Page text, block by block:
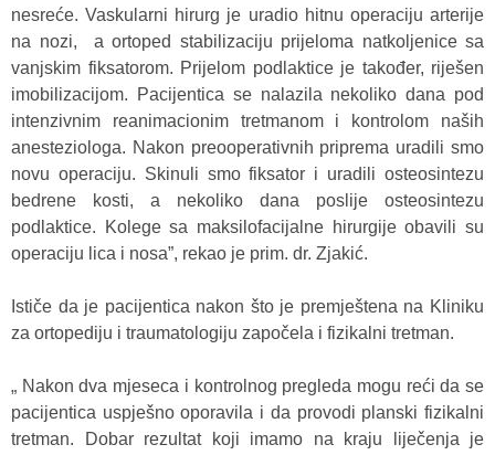
nesreće. Vaskularni hirurg je uradio hitnu operaciju arterije
na nozi, a ortoped stabilizaciju prijeloma natkoljenice sa
vanjskim fiksatorom. Prijelom podlaktice je također, riješen
imobilizacijom. Pacijentica se nalazila nekoliko dana pod
intenzivnim reanimacionim tretmanom i kontrolom naših
anesteziologa. Nakon preooperativnih priprema uradili smo
novu operaciju. Skinuli smo fiksator i uradili osteosintezu
bedrene kosti, a nekoliko dana poslije osteosintezu
podlaktice. Kolege sa maksilofacijalne hirurgije obavili su
operaciju lica i nosa”, rekao je prim. dr. Zjakić.
Ističe da je pacijentica nakon što je premještena na Kliniku
za ortopediju i traumatologiju započela i fizikalni tretman.
„ Nakon dva mjeseca i kontrolnog pregleda mogu reći da se
pacijentica uspješno oporavila i da provodi planski fizikalni
tretman. Dobar rezultat koji imamo na kraju liječenja je